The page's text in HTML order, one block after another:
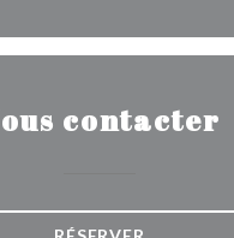
contacter